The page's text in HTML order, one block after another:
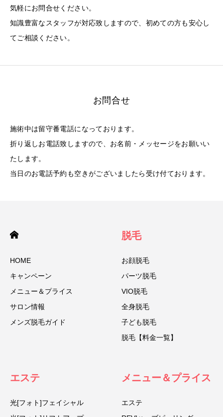
気軽にお問合せください。
知識豊富なスタッフが対応致しますので、初めての方も安心し
てご相談ください。
お問合せ
施術中は留守番電話になっております。
折り返しお電話致しますので、お名前・メッセージをお願いい
たします。
当日のお電話予約も空きがございましたら受け付ております。
HOME
キャンペーン
メニュー＆プライス
サロン情報
メンズ脱毛ガイド
脱毛
お顔脱毛
パーツ脱毛
VIO脱毛
全身脱毛
子ども脱毛
脱毛【料金一覧】
エステ
光[フォト]フェイシャル
メニュー＆プライス
エステ